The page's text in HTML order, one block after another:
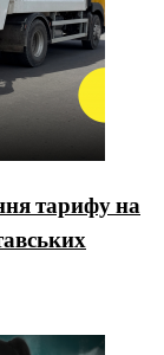
тарифу на